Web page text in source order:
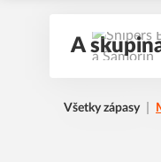
A
Všetky zápasy